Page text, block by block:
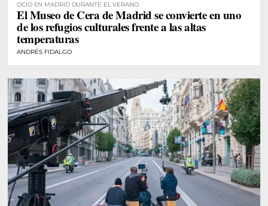
OCIO EN MADRID DURANTE EL VERANO
El Museo de Cera de Madrid se convierte en uno
de los refugios culturales frente a las altas
temperaturas
ANDRÉS FIDALGO